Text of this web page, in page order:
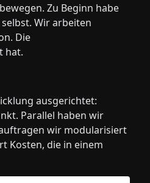
Zu Beginn habe
Wir arbeiten
Die
hat.
ausgerichtet:
Parallel haben wir
wir modularisiert
Kosten, die in einem